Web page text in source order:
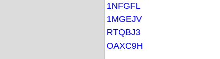
1NFGFL
1MGEJV
RTQBJ3
OAXC9H